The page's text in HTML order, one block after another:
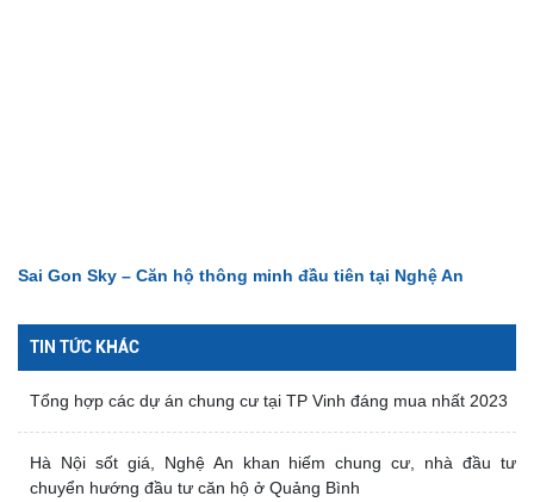
Sai Gon Sky – Căn hộ thông minh đầu tiên tại Nghệ An
TIN TỨC KHÁC
Tổng hợp các dự án chung cư tại TP Vinh đáng mua nhất 2023
Hà Nội sốt giá, Nghệ An khan hiếm chung cư, nhà đầu tư
chuyển hướng đầu tư căn hộ ở Quảng Bình